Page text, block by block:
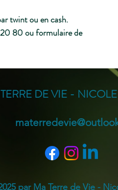
twint ou en cash.
80 ou formulaire de
DE VIE -
par Ma Terre de Vie -